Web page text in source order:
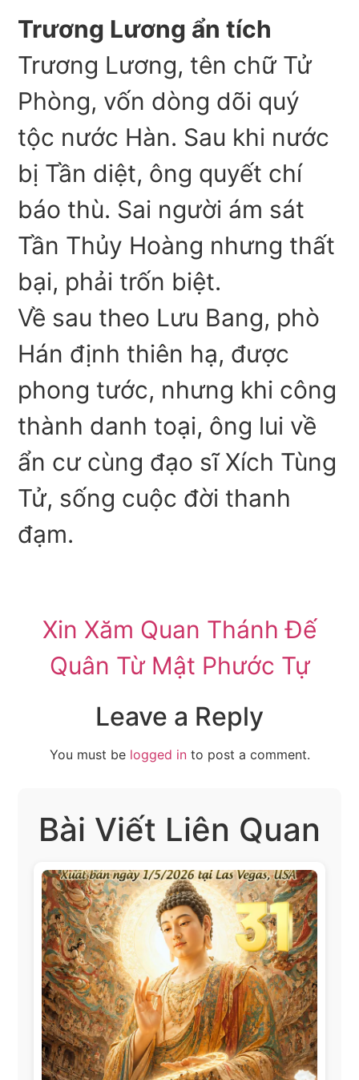
Trương Lương ẩn tích
Trương Lương, tên chữ Tử
Phòng, vốn dòng dõi quý
tộc nước Hàn. Sau khi nước
bị Tần diệt, ông quyết chí
báo thù. Sai người ám sát
Tần Thủy Hoàng nhưng thất
bại, phải trốn biệt.
Về sau theo Lưu Bang, phò
Hán định thiên hạ, được
phong tước, nhưng khi công
thành danh toại, ông lui về
ẩn cư cùng đạo sĩ Xích Tùng
Tử, sống cuộc đời thanh
đạm.
Xin Xăm Quan Thánh Đế
Quân Từ Mật Phước Tự
Leave a Reply
You must be logged into post a comment.
Bài Viết Liên Quan